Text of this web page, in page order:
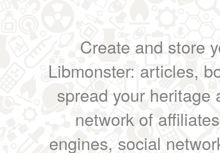
Create and store
Libmonster: articles,
spread your heritage
network of
engines, social